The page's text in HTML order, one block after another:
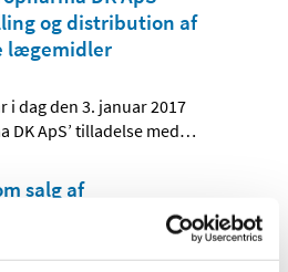
og distribution af
lægemidler
dag den 3. januar 2017
ApS’ tilladelse med…
salg af
uden for apotek